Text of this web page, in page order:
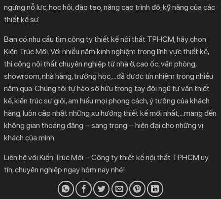
ngừng nỗ lực, học hỏi, đào tạo, nâng cao trình độ, kỹ năng của các
thiết kế sư.
Bạn có nhu cầu tìm công ty thiết kế nội thất TPHCM, hãy chọn
Kiến Trúc Mới. Với nhiều năm kinh nghiệm trong lĩnh vực thiết kế,
thi công nội thất chuyên nghiệp từ nhà ở, cao ốc, văn phòng,
showroom, nhà hàng, trường học,…đã được tín nhiệm trong nhiều
năm qua. Chúng tôi tự hào sở hữu trong tay đội ngũ tư vấn thiết
kế, kiến trúc sư giỏi, am hiểu mọi phong cách, ý tưởng của khách
hàng, luôn cập nhật những xu hướng thiết kế mới nhất,…mang đến
không gian thoáng đãng – sang trọng – hiện đại cho những vị
khách của mình.
Liên hệ với Kiến Trúc Mới – Công ty thiết kế nội thất TPHCM uy
tín, chuyên nghiệp ngay hôm nay nhé!